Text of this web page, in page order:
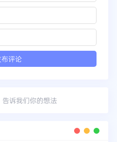
告诉我们你的想法